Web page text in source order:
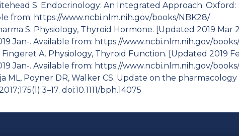
S. Endocrinology: An Integrated Approach.
from: https://www.ncbi.nlm.nih.gov/books/NBK28/
S. Physiology, Thyroid Hormone. [Updated 2019
Jan-. Available from: https://www.ncbi.nlm.nih.gov/
A. Physiology, Thyroid Function. [Updated 2019
Jan-. Available from: https://www.ncbi.nlm.nih.gov/
ML, Poyner DR, Walker CS. Update on the
doi:10.1111/bph.14075